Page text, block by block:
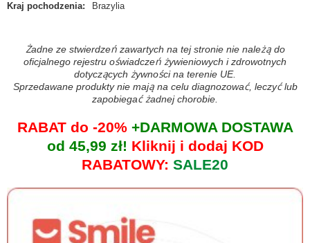
Kraj pochodzenia: Brazylia
Żadne ze stwierdzeń zawartych na tej stronie nie należą do
oficjalnego rejestru oświadczeń żywieniowych i zdrowotnych
dotyczących żywności na terenie UE.
Sprzedawane produkty nie mają na celu diagnozować, leczyć lub
zapobiegać żadnej chorobie.
RABAT do -20%+DARMOWA DOSTAWA
od 45,99 zł! Kliknij i dodaj KOD
RABATOWY: SALE20